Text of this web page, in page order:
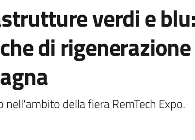
verdi e
di
nell'ambito della fiera RemTech Expo.